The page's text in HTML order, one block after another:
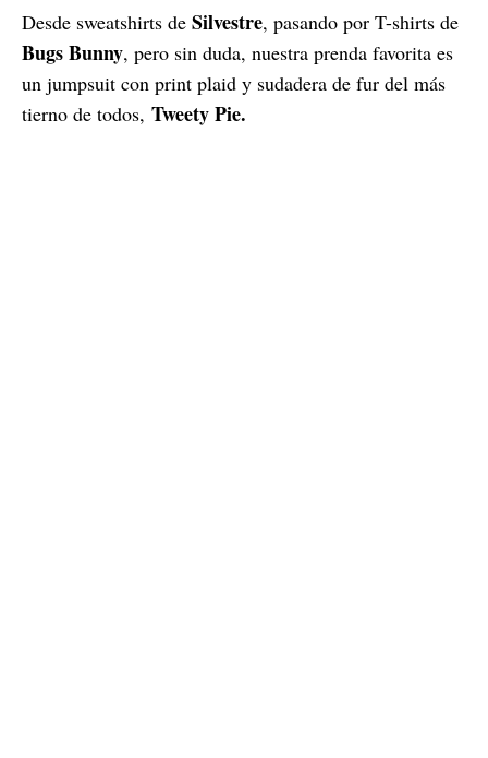
Desde sweatshirts de Silvestre, pasando por T-shirts de
Bugs Bunny, pero sin duda, nuestra prenda favorita es
un jumpsuit con print plaid y sudadera de fur del más
tierno de todos, Tweety Pie.